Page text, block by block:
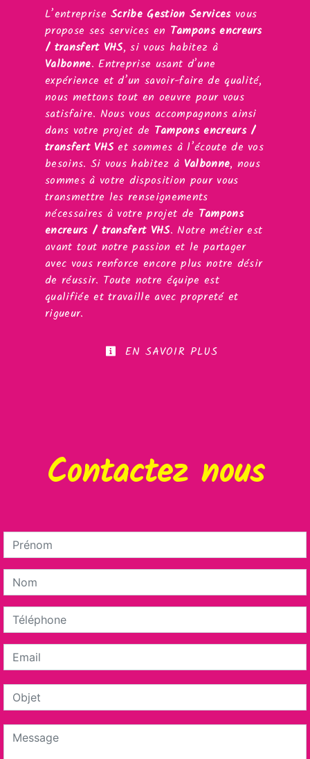
L’entrepriseScribe Gestion Servicesvous
propose ses services en Tampons encreurs
/ transfert VHS, si vous habitez à
Valbonne. Entreprise usant d’une
expérience et d’un savoir-faire de qualité,
nous mettons tout en oeuvre pour vous
satisfaire. Nous vous accompagnons ainsi
dans votre projet de Tampons encreurs /
transfert VHS et sommes à l’écoute de vos
besoins. Si vous habitez à Valbonne, nous
sommes à votre disposition pour vous
transmettre les renseignements
nécessaires à votre projet de Tampons
encreurs / transfert VHS. Notre métier est
avant tout notre passion et le partager
avec vous renforce encore plus notre désir
de réussir. Toute notre équipe est
qualifiée et travaille avec propreté et
rigueur.
EN SAVOIR PLUS
Contactez nous